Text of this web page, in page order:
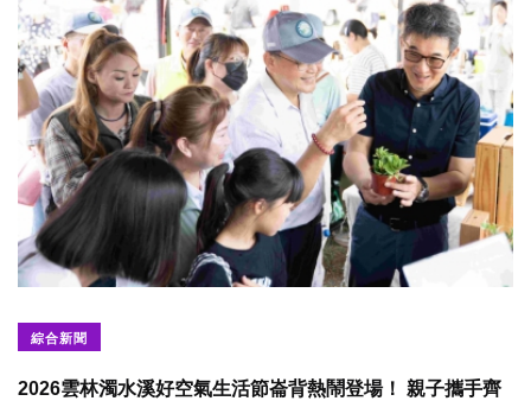
綜合新聞
2026雲林濁水溪好空氣生活節崙背熱鬧登場！ 親子攜手齊